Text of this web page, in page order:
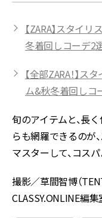
【ZARA】スタイ
冬着回しコーデ2
【全部ZARA！】ス
ム&秋冬着回しコ
旬のアイテムと、長
らも網羅できるのが
マスターして、コス
撮影／草間智博（
CLASSY.ONLINE編集